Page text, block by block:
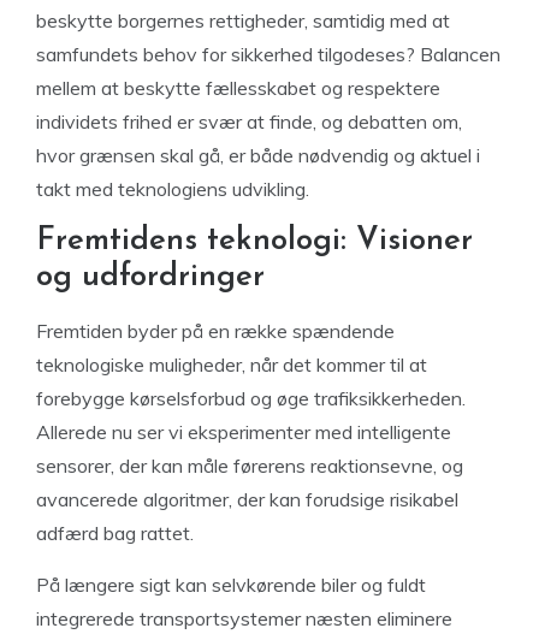
beskytte borgernes rettigheder, samtidig med at
samfundets behov for sikkerhed tilgodeses? Balancen
mellem at beskytte fællesskabet og respektere
individets frihed er svær at finde, og debatten om,
hvor grænsen skal gå, er både nødvendig og aktuel i
takt med teknologiens udvikling.
Fremtidens teknologi: Visioner
og udfordringer
Fremtiden byder på en række spændende
teknologiske muligheder, når det kommer til at
forebygge kørselsforbud og øge trafiksikkerheden.
Allerede nu ser vi eksperimenter med intelligente
sensorer, der kan måle førerens reaktionsevne, og
avancerede algoritmer, der kan forudsige risikabel
adfærd bag rattet.
På længere sigt kan selvkørende biler og fuldt
integrerede transportsystemer næsten eliminere